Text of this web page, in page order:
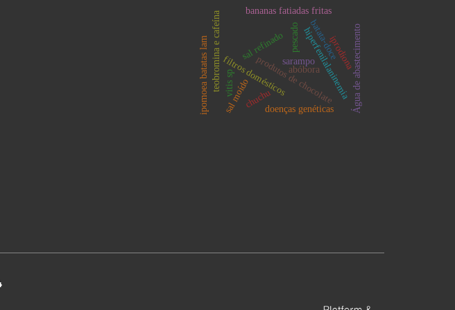
pescadohiperfenilalaninemia
filtros domésticos Água de abastecimento
produtos de chocolate
teobromina e cafeína sal refinado
sal moído doenças genéticas
abóbora
chuchu
ipomoea batatas lam batata-doce
vitis sp
iprodiona
bananas fatiadas fritas
sarampo